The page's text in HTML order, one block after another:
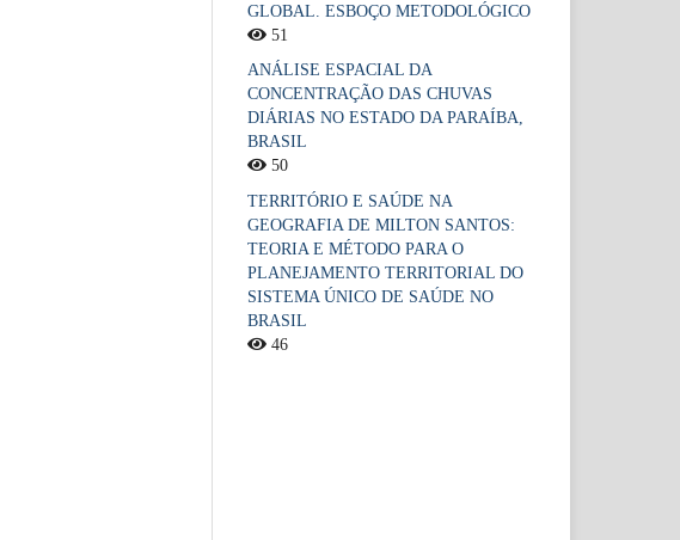
GLOBAL. ESBOÇO METODOLÓGICO
51
ANÁLISE ESPACIAL DA
CONCENTRAÇÃO DAS CHUVAS
DIÁRIAS NO ESTADO DA PARAÍBA,
BRASIL
50
TERRITÓRIO E SAÚDE NA
GEOGRAFIA DE MILTON SANTOS:
TEORIA E MÉTODO PARA O
PLANEJAMENTO TERRITORIAL DO
SISTEMA ÚNICO DE SAÚDE NO
BRASIL
46